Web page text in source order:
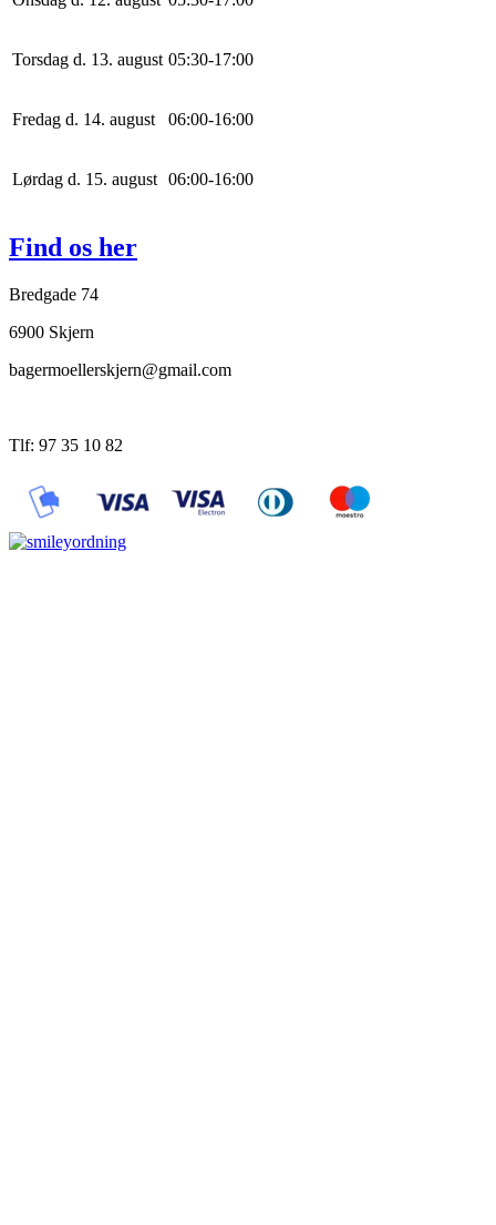
Torsdag d. 13. august 05:30-17:00
Fredag d. 14. august 06:00-16:00
Lørdag d. 15. august 06:00-16:00
Find os her
Bredgade 74
6900 Skjern
bagermoellerskjern@gmail.com
Tlf: 97 35 10 82